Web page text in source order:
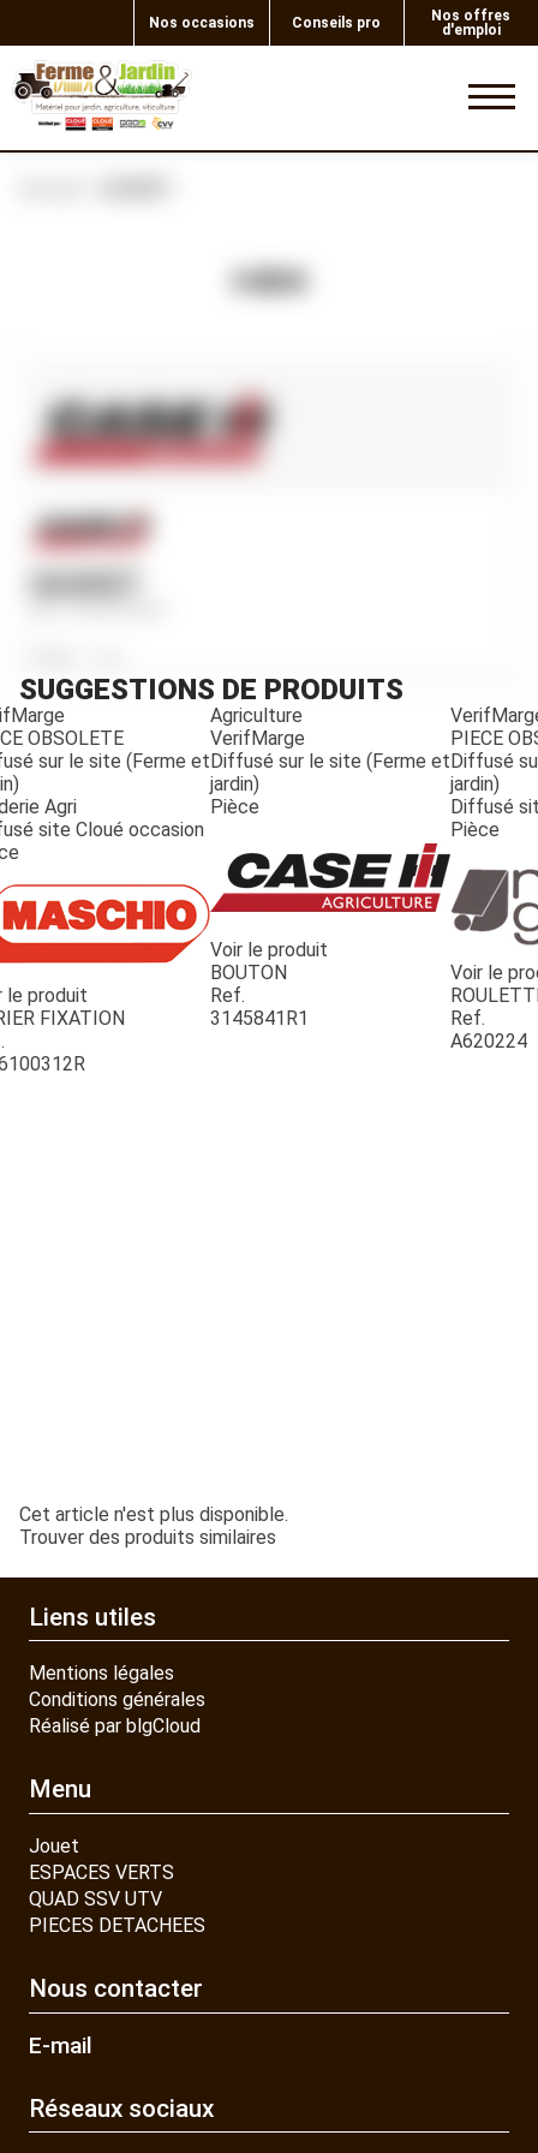
Nos occasions Conseils pro
Nos offres
d'emploi
JOUET
Ref. 760472R91
SUGGESTIONS DE PRODUITS
OBSOLETE
sur le site (Ferme et
Agri
site Cloué occasion
le produit
FIXATION
Agriculture
VerifMarge
Diffusé sur le site (Ferme et
jardin)
Pièce
Voir le produit
BOUTON
Ref.
3145841R1
PIECE
Diffusé
jardin)
Diffusé
Pièce
Voir le
Ref.
A620224
Cet article n'est plus disponible.
Trouver des produits similaires
Liens utiles
Mentions légales
Conditions générales
Réalisé par blgCloud
Menu
Jouet
ESPACES VERTS
QUAD SSV UTV
PIECES DETACHEES
Nous contacter
E-mail
Réseaux sociaux